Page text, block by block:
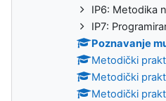
IP6: Metodika
IP7:
Poznavanje
Metodički
Metodički
Metodički